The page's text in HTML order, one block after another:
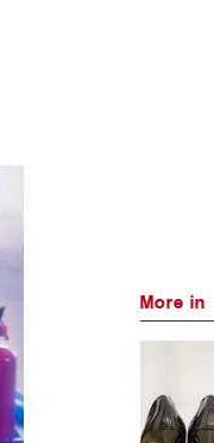
More in